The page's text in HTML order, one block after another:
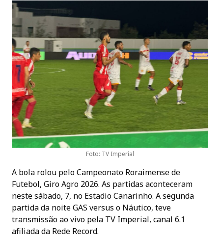
Foto: TV Imperial
A bola rolou pelo Campeonato Roraimense de
Futebol, Giro Agro 2026. As partidas aconteceram
neste sábado, 7, no Estadio Canarinho. A segunda
partida da noite GAS versus o Náutico, teve
transmissão ao vivo pela TV Imperial, canal 6.1
afiliada da Rede Record.